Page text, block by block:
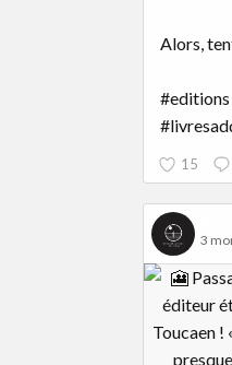
Alors,
15
3